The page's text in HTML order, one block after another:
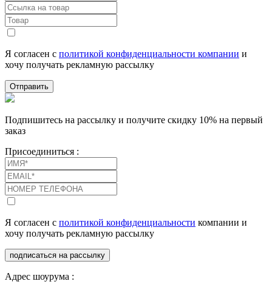
Я согласен с политикой конфиденциальности компании и
хочу получать рекламную рассылку
Отправить
Подпишитесь на рассылку и получите скидку 10% на первый
заказ
Присоединиться :
Я согласен с политикой конфиденциальности компании и
хочу получать рекламную рассылку
подписаться на рассылку
Адрес шоурума :